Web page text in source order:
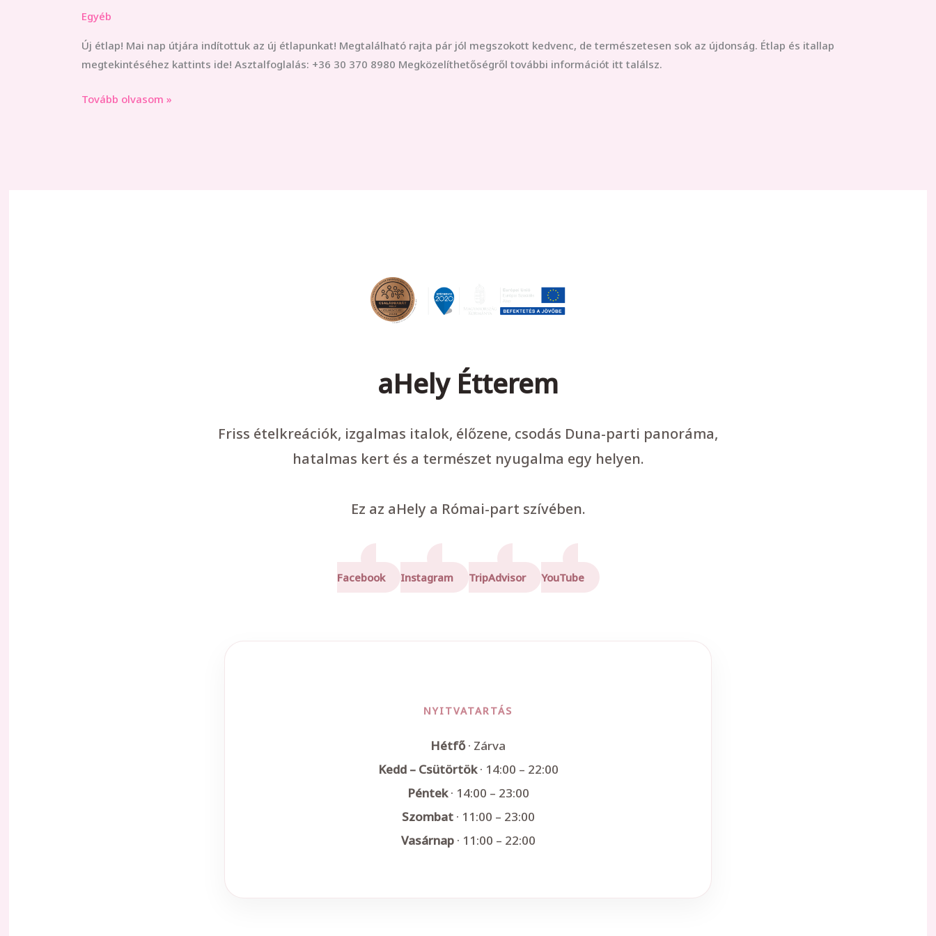
Egyéb
Új étlap! Mai nap útjára indítottuk az új étlapunkat! Megtalálható rajta pár jól megszokott kedvenc, de természetesen sok az újdonság. Étlap és itallap
megtekintéséhez kattints ide! Asztalfoglalás: +36 30 370 8980 Megközelíthetőségről további információt itt találsz.
új
étlap
Tovább olvasom »
aHely Étterem
Friss ételkreációk, izgalmas italok, élőzene, csodás Duna-parti panoráma,
hatalmas kert és a természet nyugalma egy helyen.
Ez az aHely a Római-part szívében.
Facebook Instagram TripAdvisor YouTube
NYITVATARTÁS
Hétfő· Zárva
Kedd – Csütörtök· 14:00 – 22:00
Péntek· 14:00 – 23:00
Szombat· 11:00 – 23:00
Vasárnap· 11:00 – 22:00